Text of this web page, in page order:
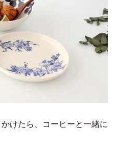
けたら、コーヒーと一緒に